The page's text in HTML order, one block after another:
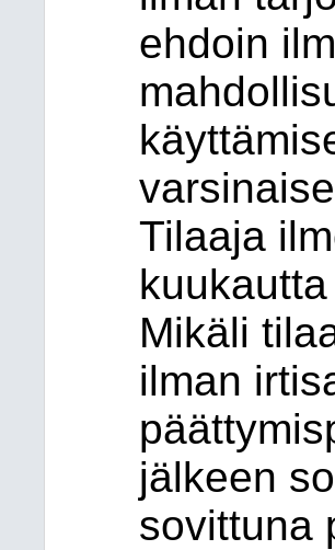
ehdoin
Tilaaja
Mikäli
ilman
jälkeen
sovittuna